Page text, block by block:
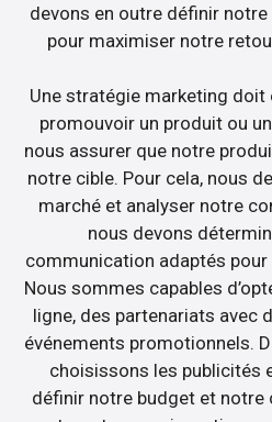
devons en outre définir
pour maximiser notre
Une stratégie marketing doit
promouvoir un produit ou
nous assurer que notre
notre cible. Pour cela, nous
marché et analyser notre
nous devons
communication adaptés
Nous sommes capables
ligne, des partenariats avec
événements promotionnels.
choisissons les publicités
définir notre budget et notre